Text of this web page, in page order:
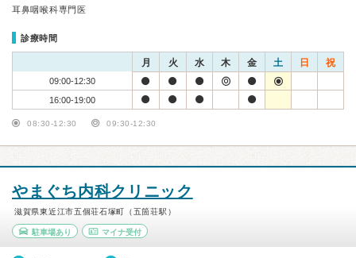
耳鼻咽喉科専門医
診療時間
月 火 水 木 金 土 日 祝
09:00-12:30
16:00-19:00
08:30-12:30 09:30-12:30
やまぐち内科クリニック
滋賀県東近江市五個荘石塚町（五箇荘駅）
駐車場あり マイナ受付